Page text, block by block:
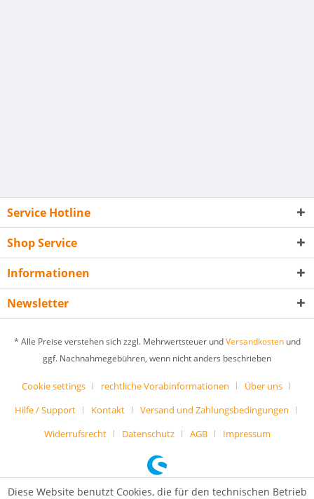
Service Hotline
Shop Service
Informationen
Newsletter
* Alle Preise verstehen sich zzgl. Mehrwertsteuer undVersandkostenund
ggf. Nachnahmegebühren, wenn nicht anders beschrieben
Cookie settings rechtliche Vorabinformationen
Über uns
Hilfe / Support
Kontakt
Versand und Zahlungsbedingungen
Widerrufsrecht
Datenschutz AGB Impressum
Diese Website benutzt Cookies, die für den technischen Betrieb